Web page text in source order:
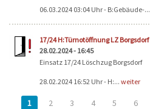
06.03.2024 03:04 Uhr - B:Gebäude-...
17/24 H:Türnotöffnung LZ Borgsdorf
28.02.2024 - 16:45
Einsatz 17/24 Löschzug Borgsdorf
28.02.2024 16:52 Uhr - H:... weiter
1 2 3 4 5 6